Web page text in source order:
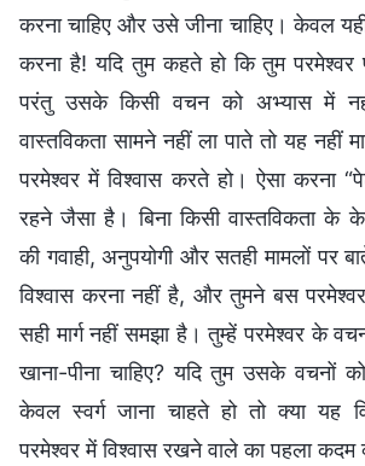
करना चाहिए और उसे जीना चाहिए। केवल
करना है! यदि तुम कहते हो कि तुम परमेश्वर
परंतु उसके किसी वचन को अभ्यास में
वास्तविकता सामने नहीं ला पाते तो यह नहीं
परमेश्वर में विश्वास करते हो। ऐसा करना
रहने जैसा है। बिना किसी वास्तविकता के
की गवाही, अनुपयोगी और सतही मामलों पर
विश्वास करना नहीं है, और तुमने बस
सही मार्ग नहीं समझा है। तुम्हें परमेश्वर के
खाना-पीना चाहिए? यदि तुम उसके वचनों
केवल स्वर्ग जाना चाहते हो तो क्या यह
परमेश्वर में विश्वास रखने वाले का पहला कदम